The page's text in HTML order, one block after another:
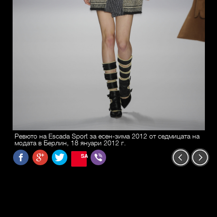
Ревюто на Escada Sport за есен-зима 2012 от седмицата на
модата в Берлин, 18 януари 2012 г.
SAVE